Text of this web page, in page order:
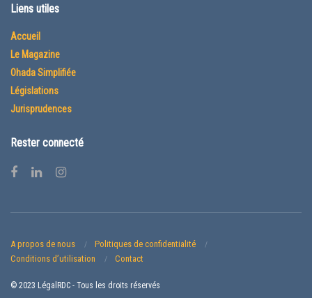
Liens utiles
Accueil
Le Magazine
Ohada Simplifiée
Législations
Jurisprudences
Rester connecté
A propos de nous
Politiques de confidentialité
Conditions d’utilisation
Contact
© 2023 LégalRDC - Tous les droits réservés